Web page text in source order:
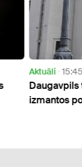
Aktuāli 15:45
Daugavpils
izmantos